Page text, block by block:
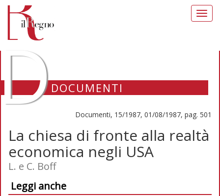
DOCUMENTI
Documenti, 15/1987, 01/08/1987, pag. 501
La chiesa di fronte alla realtà
economica negli USA
L. e C. Boff
Leggi anche